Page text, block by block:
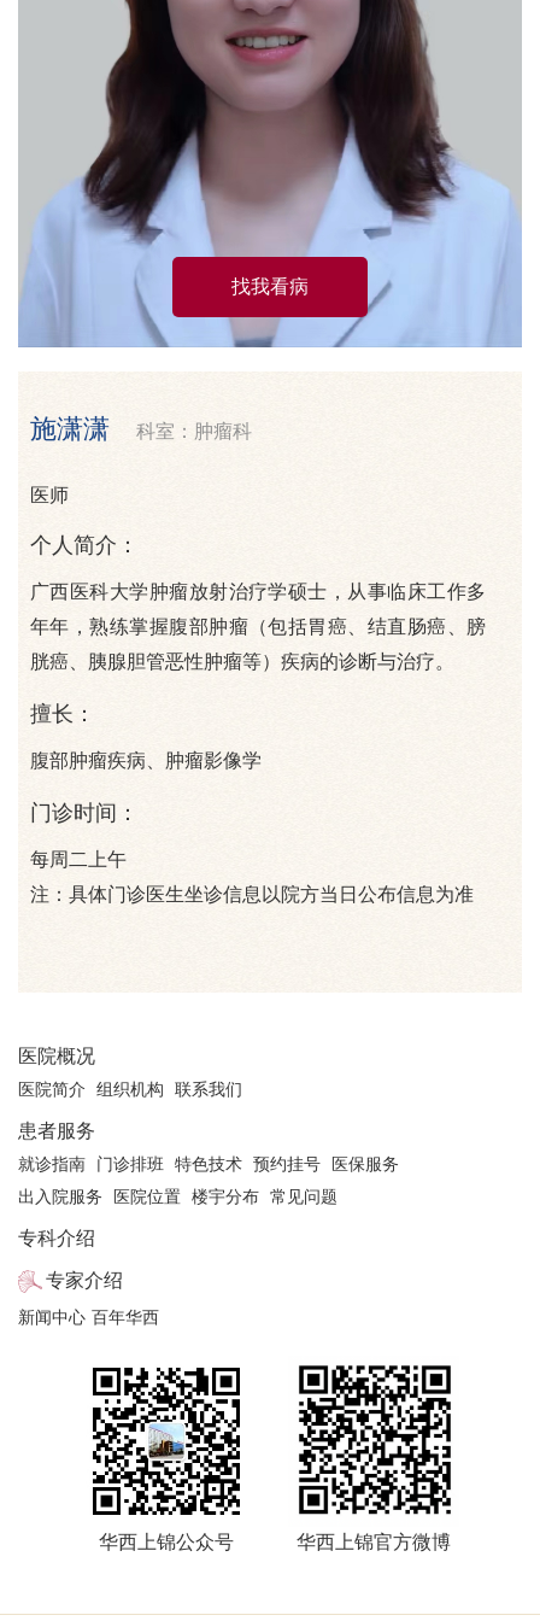
找我看病
施潇潇 科室：肿瘤科
医师
个人简介：
广西医科大学肿瘤放射治疗学硕士，从事临床工作多
年年，熟练掌握腹部肿瘤（包括胃癌、结直肠癌、膀
胱癌、胰腺胆管恶性肿瘤等）疾病的诊断与治疗。
擅长：
腹部肿瘤疾病、肿瘤影像学
门诊时间：
每周二上午
注：具体门诊医生坐诊信息以院方当日公布信息为准
医院概况
医院简介 组织机构 联系我们
患者服务
就诊指南 门诊排班 特色技术 预约挂号
医保服务
出入院服务
医院位置 楼宇分布 常见问题
专科介绍
专家介绍
新闻中心 百年华西
华西上锦公众号 华西上锦官方微博